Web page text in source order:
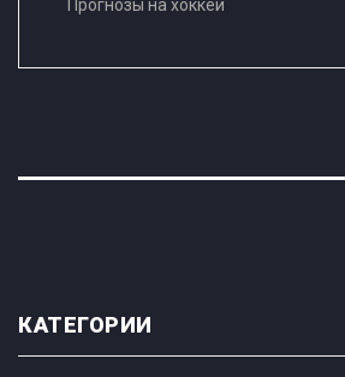
Прогнозы на хоккей
КАТЕГОРИИ